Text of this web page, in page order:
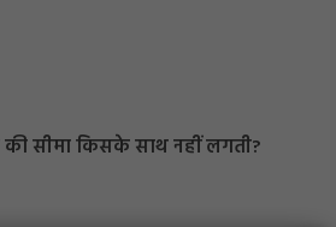
की सीमा किसके साथ नहीं लगती?